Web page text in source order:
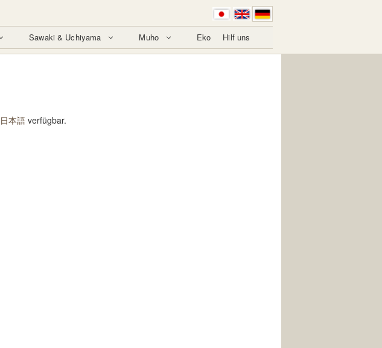
Sawaki & Uchiyama Muho Eko Hilf uns
日本語 verfügbar.